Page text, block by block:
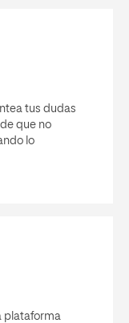
tus dudas
que no
lo
plataforma